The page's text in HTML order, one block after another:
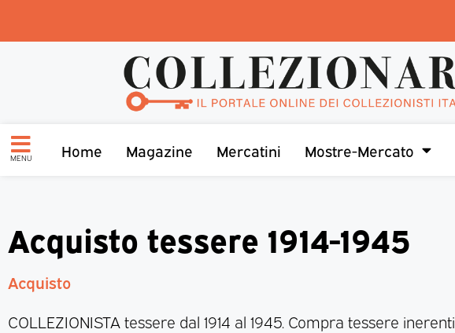
MENU Home Magazine Mercatini Mostre-Mercato
Acquisto tessere 1914-1945
Acquisto
COLLEZIONISTA tessere dal 1914 al 1945. Compra tessere inerenti